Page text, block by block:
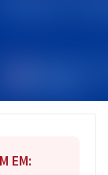
EM: